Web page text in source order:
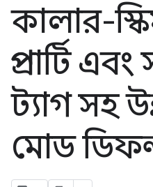
কালার-
প্রপার্টি
ট্যাগ সহ
মোড